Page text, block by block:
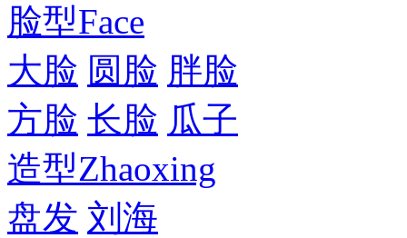
脸型Face
大脸 圆脸 胖脸
方脸 长脸 瓜子
造型Zhaoxing
盘发 刘海